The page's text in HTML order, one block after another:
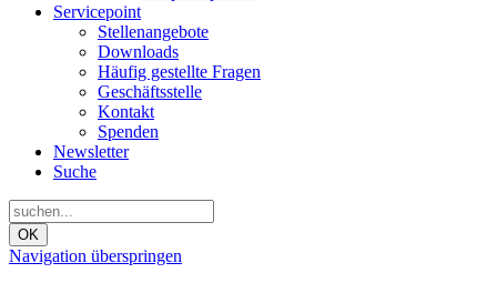
Servicepoint
Stellenangebote
Downloads
Häufig gestellte Fragen
Geschäftsstelle
Kontakt
Spenden
Newsletter
Suche
OK
Navigation überspringen